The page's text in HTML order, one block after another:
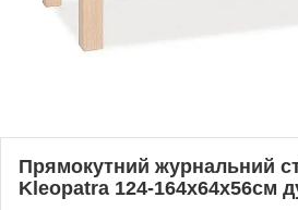
Прямокутний журнальний
Kleopatra 124-164х64х56см